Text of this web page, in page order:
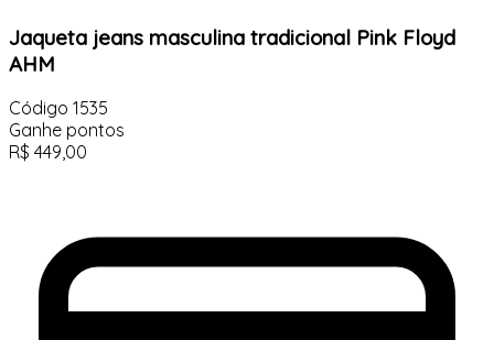
Jaqueta jeans masculina tradicional Pink Floyd
AHM
Código 1535
Ganhe pontos
R$ 449,00